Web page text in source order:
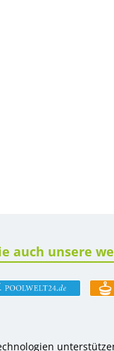
auch unsere